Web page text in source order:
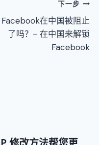
下一步
Facebook在中国被阻止
了吗？- 在中国来解锁
Facebook